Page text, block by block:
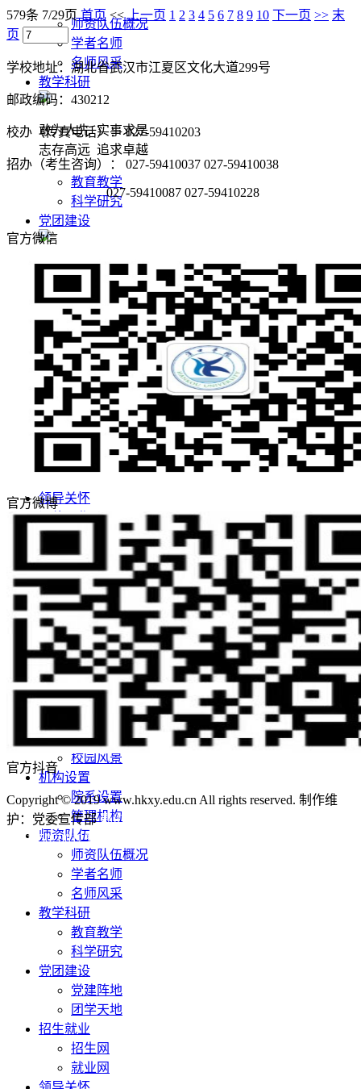
师资队伍概况
学者名师
名师风采
教学科研
敢为人先 实事求是
志存高远 追求卓越
教育教学
科学研究
党团建设
敢为人先 实事求是
志存高远 追求卓越
党建阵地
团学天地
招生就业
敢为人先 实事求是
志存高远 追求卓越
招生网
领导关怀
评估工作
学校概况
学校简介
学校董事长
现任领导
学校董事会
名誉校长
学校顾问
学校荣誉
校园风景
机构设置
院系设置
管理机构
师资队伍
师资队伍概况
学者名师
名师风采
教学科研
教育教学
科学研究
党团建设
党建阵地
团学天地
招生就业
招生网
就业网
579条 7/29页首页 << 上一页 1 2 3 4 5 6 7 8 9 10 下一页 >> 末
页
学校地址：湖北省武汉市江夏区文化大道299号
邮政编码：430212
校办（传真电话）： 027-59410203
招办（考生咨询）： 027-59410037 027-59410038
027-59410087 027-59410228
官方微信
官方微博
官方抖音
Copyright © 2019 www.hkxy.edu.cn All rights reserved. 制作维
护：党委宣传部鄂ICP备12011456号-3
42011502001236号